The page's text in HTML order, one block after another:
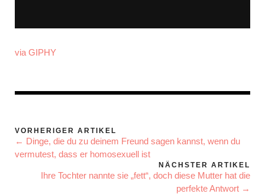
via GIPHY
VORHERIGER ARTIKEL
← Dinge, die du zu deinem Freund sagen kannst, wenn du
vermutest, dass er homosexuell ist
NÄCHSTER ARTIKEL
Ihre Tochter nannte sie „fett“, doch diese Mutter hat die
perfekte Antwort →